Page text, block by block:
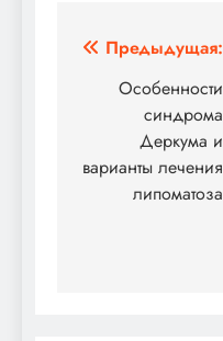
Навигация
записям
Предыдущая:
Особенности
синдрома
Деркума и
варианты лечения
липоматоза